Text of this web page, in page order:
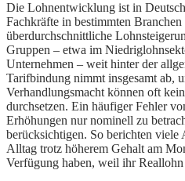
Die Lohnentwicklung ist in
Fachkräfte in bestimmten
überdurchschnittliche
Gruppen – etwa im
Unternehmen – weit hinter der
Tarifbindung nimmt insgesamt ab,
Verhandlungsmacht können oft
durchsetzen. Ein häufiger Fehler
Erhöhungen nur nominell zu
berücksichtigen. So berichten viele
Alltag trotz höherem Gehalt am
Verfügung haben, weil ihr